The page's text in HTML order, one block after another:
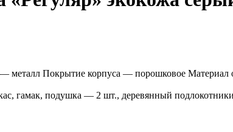
металл Покрытие корпуса — порошковое
гамак, подушка — 2 шт., деревянный